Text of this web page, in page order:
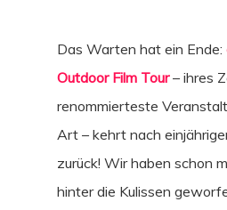
Das Warten hat ein Ende:
Outdoor Film Tour – ihres
renommierteste
Art – kehrt nach
zurück! Wir haben schon
hinter die Kulissen